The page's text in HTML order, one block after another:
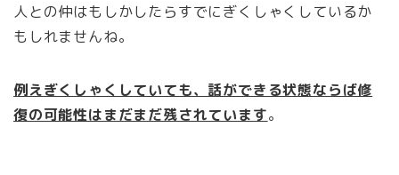
人との仲はもしかしたらすでにぎくしゃくしているか
もしれませんね。
例えぎくしゃくしていても、話ができる状態ならば修
復の可能性はまだまだ残されています。